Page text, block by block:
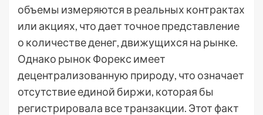
объемы измеряются в реальных контрактах
или акциях, что дает точное представление
о количестве денег, движущихся на рынке.
Однако рынок Форекс имеет
децентрализованную природу, что означает
отсутствие единой биржи, которая бы
регистрировала все транзакции. Этот факт